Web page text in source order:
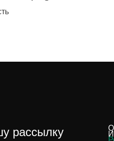
рассылку О